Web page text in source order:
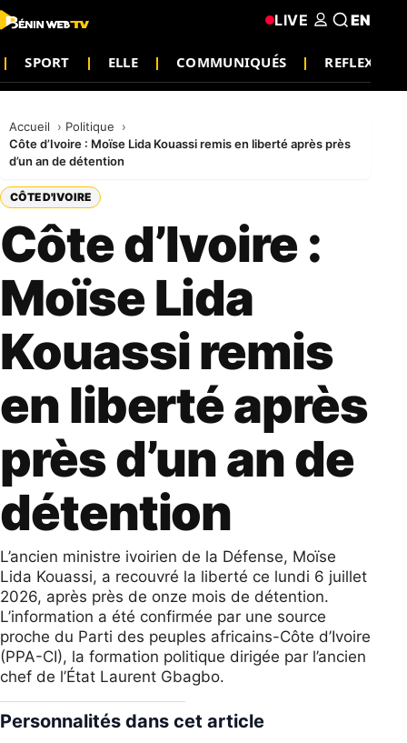
SPORT ELLE COMMUNIQUÉS REFLEXION
LIVE EN
Accueil
Politique
Côte d’Ivoire : Moïse Lida Kouassi remis en liberté après près
d’un an de détention
CÔTE D'IVOIRE
Côte d’Ivoire :
Moïse Lida
Kouassi remis
en liberté après
près d’un an de
détention
L’ancien ministre ivoirien de la Défense, Moïse
Lida Kouassi, a recouvré la liberté ce lundi 6 juillet
2026, après près de onze mois de détention.
L’information a été confirmée par une source
proche du Parti des peuples africains-Côte d’Ivoire
(PPA-CI), la formation politique dirigée par l’ancien
chef de l’État Laurent Gbagbo.
Personnalités dans cet article